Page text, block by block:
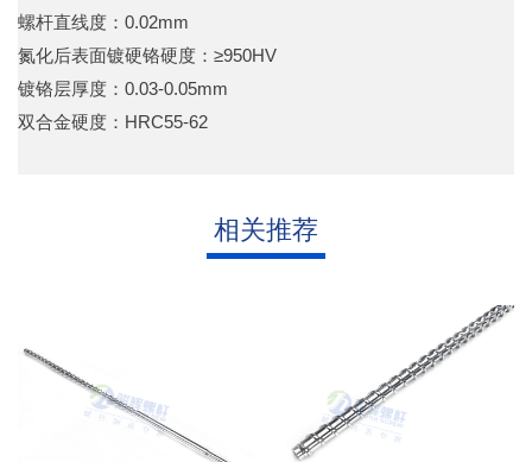
螺杆直线度：0.02mm
氮化后表面镀硬铬硬度：≥950HV
镀铬层厚度：0.03-0.05mm
双合金硬度：HRC55-62
相关推荐